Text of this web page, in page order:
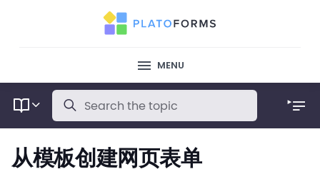
MENU
从模板创建网页表单